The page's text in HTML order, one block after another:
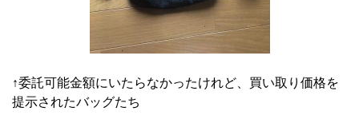
↑委託可能金額にいたらなかったけれど、買い取り価格を
提示されたバッグたち